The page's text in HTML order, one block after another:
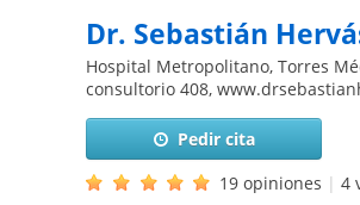
Dr. Sebastián
Hospital Metropolitano, Torres
consultorio 408,
Pedir cita
19 opiniones | 4